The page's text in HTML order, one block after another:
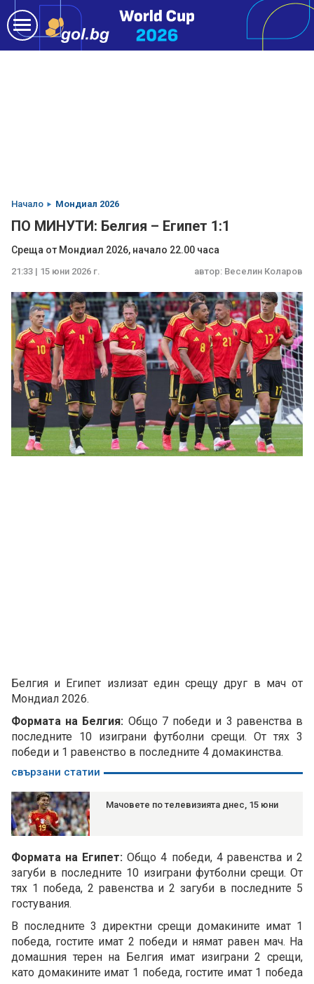
Начало Мондиал 2026
ПО МИНУТИ: Белгия – Египет 1:1
Среща от Мондиал 2026, начало 22.00 часа
21:33 | 15 юни 2026 г. автор: Веселин Коларов
Белгия и Египет излизат един срещу друг в мач от
Мондиал 2026.
Формата на Белгия: Общо 7 победи и 3 равенства в
последните 10 изиграни футболни срещи. От тях 3
победи и 1 равенство в последните 4 домакинства.
свързани статии
Мачовете по телевизията днес, 15 юни
Формата на Египет:Общо 4 победи, 4 равенства и 2
загуби в последните 10 изиграни футболни срещи. От
тях 1 победа, 2 равенства и 2 загуби в последните 5
гостувания.
В последните 3 директни срещи домакините имат 1
победа, гостите имат 2 победи и нямат равен мач. На
домашния терен на Белгия имат изиграни 2 срещи,
като домакините имат 1 победа, гостите имат 1 победа